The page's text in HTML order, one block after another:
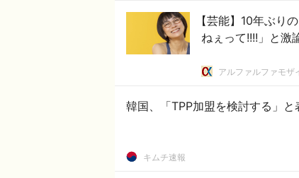
【芸能】10年ぶり
ねぇって!!︎!!︎」と激
アルファルファモザ
韓国、「TPP加盟を検討する」と
キムチ速報